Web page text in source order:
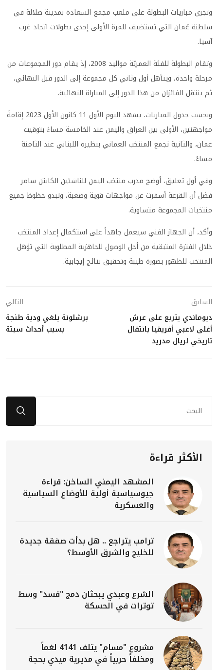
وتجري مباريات البطولة على ملعب مجمع السعادة بمدينة صلالة في
سلطنة عُمان التي تستضيف للمرة الأولى إحدى بطولات اتحاد غرب
آسيا.
وتقام البطولة للفئة العمريّة مواليد 2008، إذ يقام دور المجموعات من
مرحلة واحدة، ويتأهل أول وثاني كل مجموعة إلى الدور قبل النهائي،
ثم ينتقل الفائزان من هذا الدور إلى المباراة النهائية.
وبحسب جدول المباريات، يشهد اليوم الأول 11 كانون الأول 2023 إقامةَ
مواجهتين، الأولى بين العراق واليمن عند الخامسة مساءً بتوقيت
عمان، والثانية تجمع المنتخب العماني بنظيره اللبناني عند الثامنة
مساءً.
وفي أول تعليق، أوضح مدرب منتخب اليمن للناشئين الكابتن سامر
فضل أن القرعة أسفرت عن مواجهات قوية وصعبة، وتبدو حظوظ جميع
منتخبات المجموعة متساوية.
وأكد، أن الجهاز الفني سيعمل جاهداً على استكمال إعداد المنتخب
خلال الفترة المتبقية من أجل الوصول للجاهزية المطلوبة التي تؤهل
المنتخب للظهور بصورة طيبة وتحقيق نتائج إيجابية.
السابق
ديوماندي يتربع على عرش
أغلى لاعبي أفريقيا بانتقال
تاريخي لريال مدريد
التالي
برشلونة يلغي ودية طنجة
بسبب أحداث سبتة
الأكثر قراءة
المشهد اليمني الساخن: قراءة
جيوسياسية أولية للأوضاع السياسية
والعسكرية
ترامب يتراجع .. هل بدأت صفقة جديدة
للخليج والشرق الأوسط؟
الشرع وعبدي يبحثان دمج "قسد" وسط
توترات في الحسكة
مشروع "مسام" يتلف 4141 لغماً
ومخلفاً حربياً في مديرية ميدي بحجة